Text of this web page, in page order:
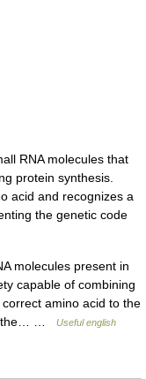
RNA molecules that
protein synthesis.
acid and recognizes a
the genetic code
molecules present in
capable of combining
amino acid to the
the… …
Useful english